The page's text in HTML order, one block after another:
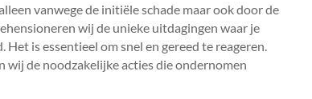
vanwege de initiële schade maar ook door de
wij de unieke uitdagingen waar je
is essentieel om snel en gereed te reageren.​
de noodzakelijke acties die ondernomen